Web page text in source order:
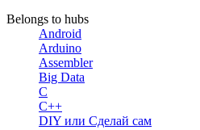
Belongs to hubs
Android
Arduino
Assembler
Big Data
C
C++
DIY или Сделай сам